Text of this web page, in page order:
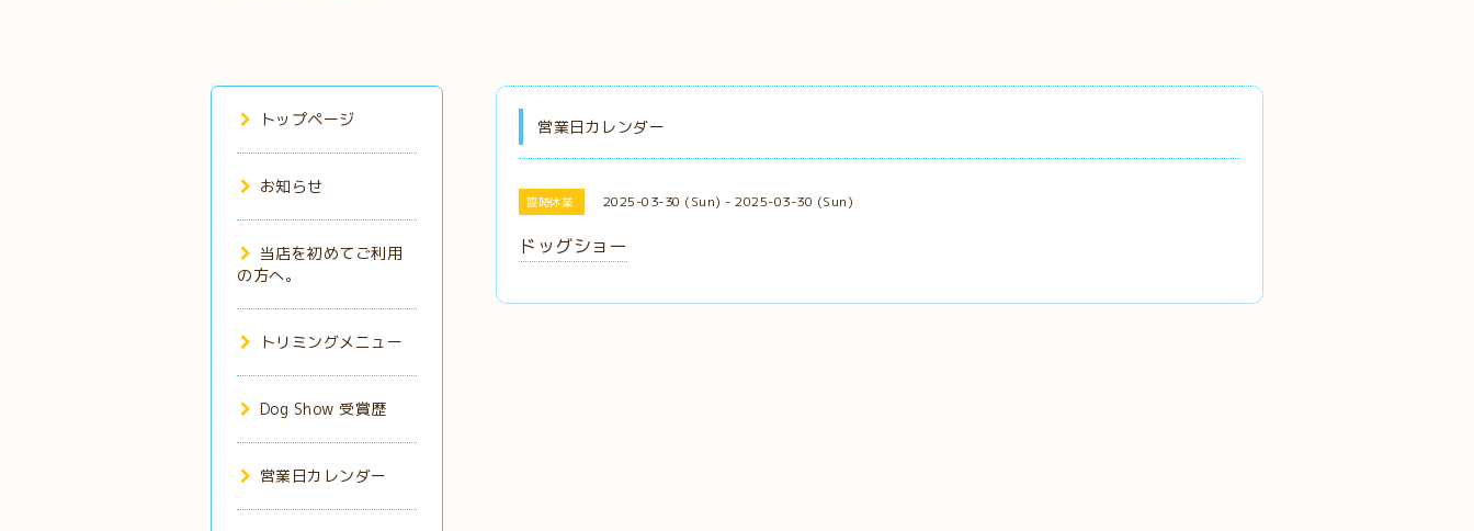
営業日カレンダー
臨時休業 2025-03-30 (Sun) - 2025-03-30 (Sun)
ドッグショー
トップページ
お知らせ
当店を初めてご利用
の方へ。
トリミングメニュー
Dog Show 受賞歴
営業日カレンダー